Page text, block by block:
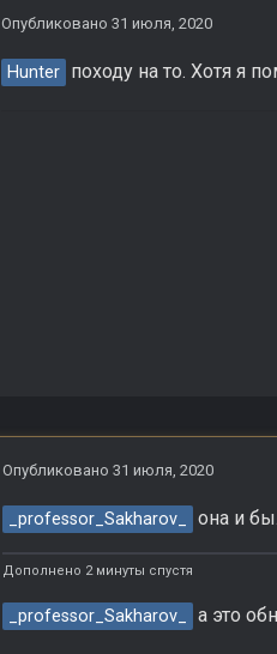
Опубликовано 31 июля, 2020
Hunter походу на то. Хотя я
Опубликовано 31 июля, 2020
_professor_Sakharov_ она и
Дополнено 2 минуты спустя
_professor_Sakharov_ а это